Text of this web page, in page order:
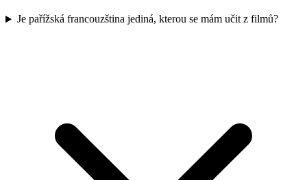
Je pařížská francouzština jediná, kterou se mám učit z filmů?